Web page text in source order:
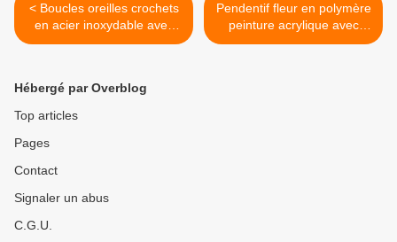
< Boucles oreilles crochets
en acier inoxydable avec
pendentifs gouttes en cuir
gothique
Pendentif fleur en polymère
peinture acrylique avec
cabochon rond noir et
Hébergé par Overblog
Top articles
Pages
Contact
Signaler un abus
C.G.U.